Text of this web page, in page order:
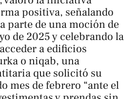
positiva, señalando
parte de una moción de
de 2025 y celebrando la
a edificios
o niqab, una
que solicitó su
mes de febrero “ante el